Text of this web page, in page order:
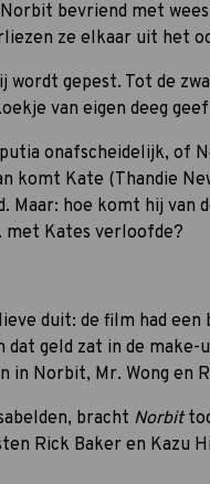
bevriend met
ze elkaar uit het
gepest. Tot de
van eigen deeg
onafscheidelijk, of
komt Kate (Thandie
hoe komt hij van
met Kates verloofde?
duit: de film had een
geld zat in de make-
in Norbit, Mr. Wong en
bracht Norbit
Rick Baker en Kazu